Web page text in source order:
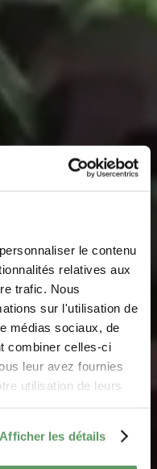
le contenu
relatives aux
trafic. Nous
sur l'utilisation de
médias sociaux, de
combiner celles-ci
leur avez fournies
utilisation de leurs
Afficher les détails
L'Iris
L-6440 Echternach